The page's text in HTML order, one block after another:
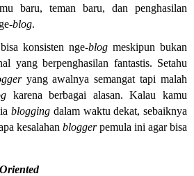
baru, teman baru, dan penghasilan
blog.
konsisten nge-blog meskipun bukan
yang berpenghasilan fantastis. Setahu
yang awalnya semangat tapi malah
karena berbagai alasan. Kalau kamu
blogging dalam waktu dekat, sebaiknya
kesalahan bloggerpemula ini agar bisa